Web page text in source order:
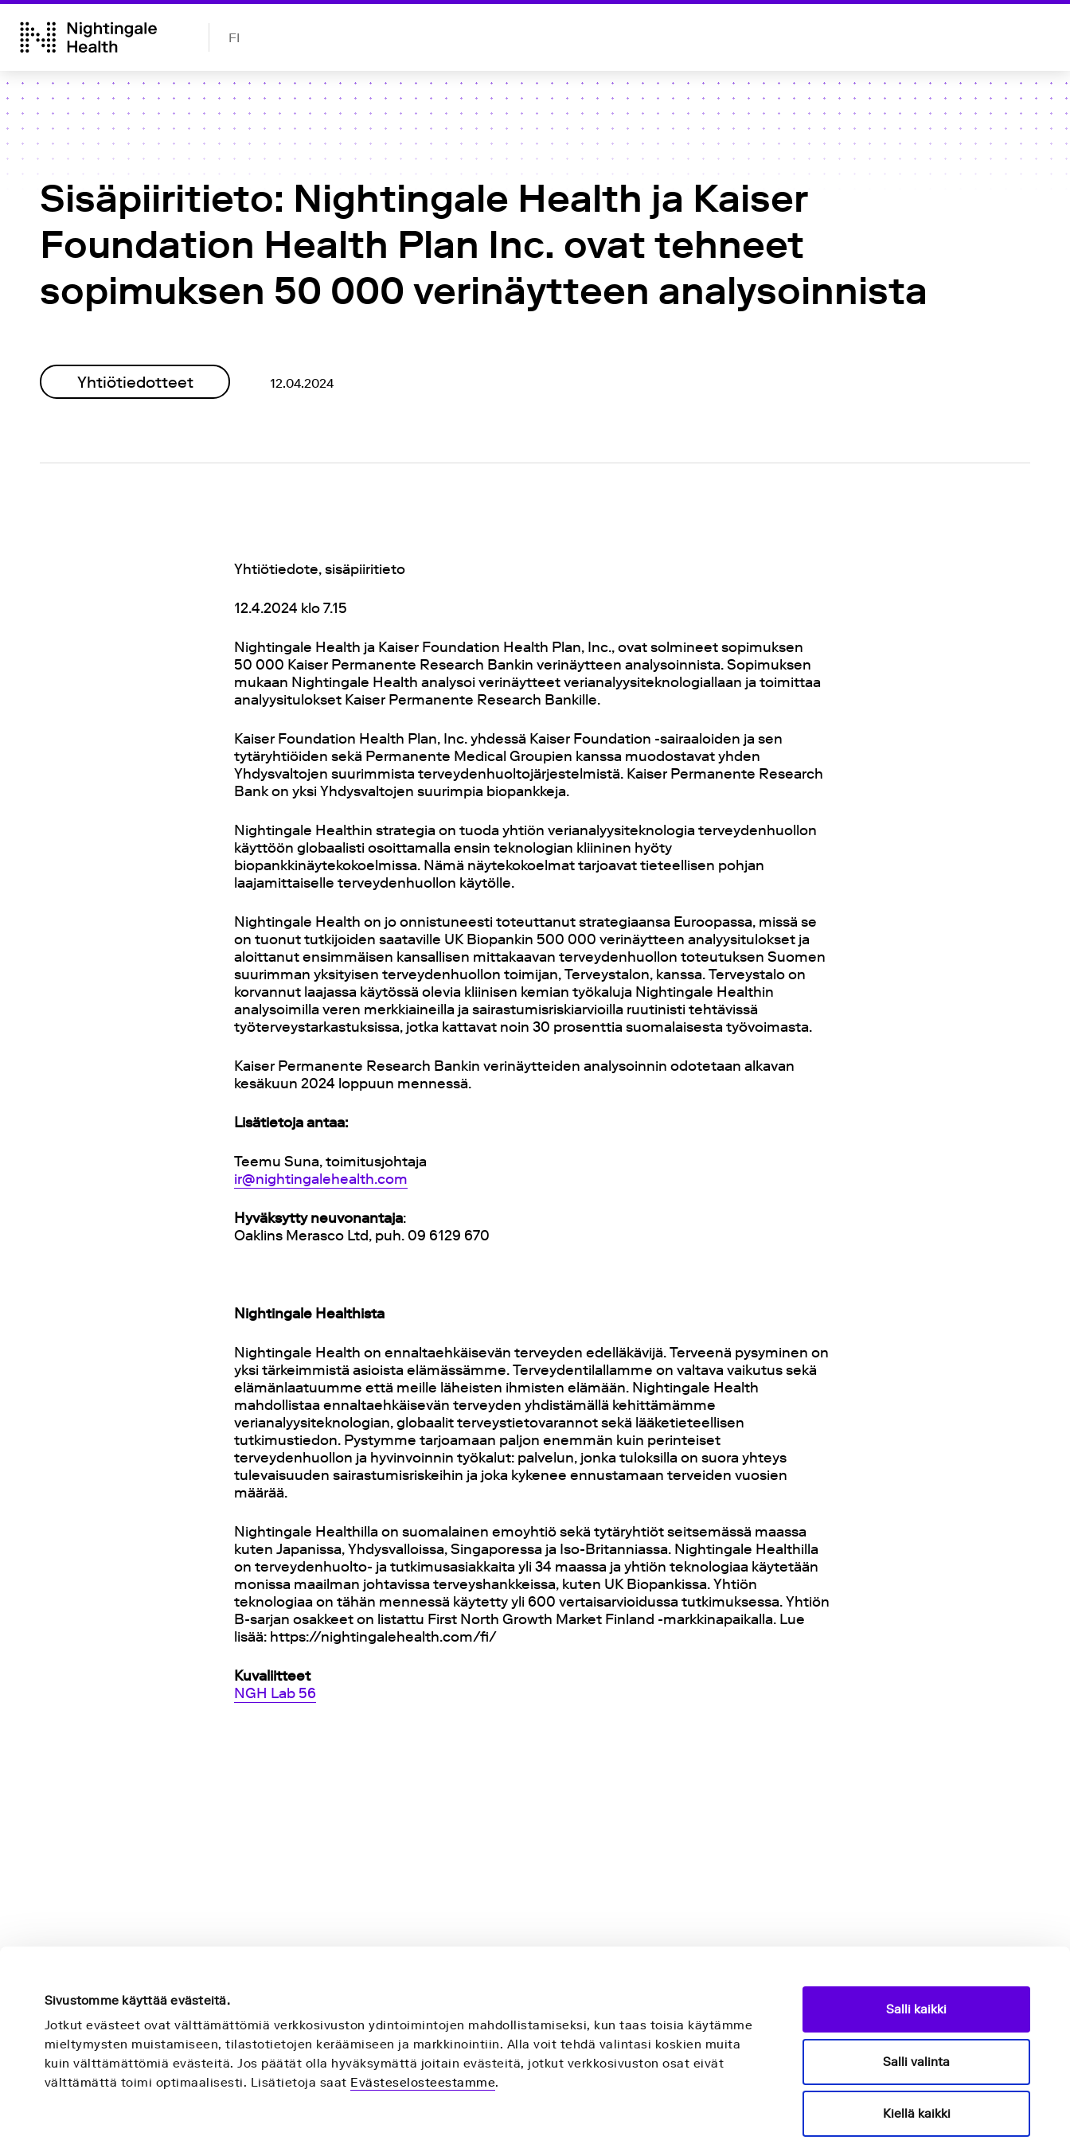
Sivustomme käyttää evästeitä.
Jotkut evästeet ovat välttämättömiä verkkosivuston ydintoimintojen mahdollistamiseksi, kun taas toisia käytämme
mieltymysten muistamiseen, tilastotietojen keräämiseen ja markkinointiin. Alla voit tehdä valintasi koskien muita
kuin välttämättömiä evästeitä. Jos päätät olla hyväksymättä joitain evästeitä, jotkut verkkosivuston osat eivät
välttämättä toimi optimaalisesti. Lisätietoja saat Evästeselosteestamme.
Salli kaikki
Salli valinta
Kiellä kaikki
FI
Sisäpiiritieto: Nightingale Health ja Kaiser
Foundation Health Plan Inc. ovat tehneet
sopimuksen 50 000 verinäytteen analysoinnista
Yhtiötiedotteet 12.04.2024
Yhtiötiedote, sisäpiiritieto
12.4.2024 klo 7.15
Nightingale Health ja Kaiser Foundation Health Plan, Inc., ovat solmineet sopimuksen
50 000 Kaiser Permanente Research Bankin verinäytteen analysoinnista. Sopimuksen
mukaan Nightingale Health analysoi verinäytteet verianalyysiteknologiallaan ja toimittaa
analyysitulokset Kaiser Permanente Research Bankille.
Kaiser Foundation Health Plan, Inc. yhdessä Kaiser Foundation -sairaaloiden ja sen
tytäryhtiöiden sekä Permanente Medical Groupien kanssa muodostavat yhden
Yhdysvaltojen suurimmista terveydenhuoltojärjestelmistä. Kaiser Permanente Research
Bank on yksi Yhdysvaltojen suurimpia biopankkeja.
Nightingale Healthin strategia on tuoda yhtiön verianalyysiteknologia terveydenhuollon
käyttöön globaalisti osoittamalla ensin teknologian kliininen hyöty
biopankkinäytekokoelmissa. Nämä näytekokoelmat tarjoavat tieteellisen pohjan
laajamittaiselle terveydenhuollon käytölle.
Nightingale Health on jo onnistuneesti toteuttanut strategiaansa Euroopassa, missä se
on tuonut tutkijoiden saataville UK Biopankin 500 000 verinäytteen analyysitulokset ja
aloittanut ensimmäisen kansallisen mittakaavan terveydenhuollon toteutuksen Suomen
suurimman yksityisen terveydenhuollon toimijan, Terveystalon, kanssa. Terveystalo on
korvannut laajassa käytössä olevia kliinisen kemian työkaluja Nightingale Healthin
analysoimilla veren merkkiaineilla ja sairastumisriskiarvioilla ruutinisti tehtävissä
työterveystarkastuksissa, jotka kattavat noin 30 prosenttia suomalaisesta työvoimasta.
Kaiser Permanente Research Bankin verinäytteiden analysoinnin odotetaan alkavan
kesäkuun 2024 loppuun mennessä.
Lisätietoja antaa:
Teemu Suna, toimitusjohtaja
ir@nightingalehealth.com
Hyväksytty neuvonantaja:
Oaklins Merasco Ltd, puh. 09 6129 670
Nightingale Healthista
Nightingale Health on ennaltaehkäisevän terveyden edelläkävijä. Terveenä pysyminen on
yksi tärkeimmistä asioista elämässämme. Terveydentilallamme on valtava vaikutus sekä
elämänlaatuumme että meille läheisten ihmisten elämään. Nightingale Health
mahdollistaa ennaltaehkäisevän terveyden yhdistämällä kehittämämme
verianalyysiteknologian, globaalit terveystietovarannot sekä lääketieteellisen
tutkimustiedon. Pystymme tarjoamaan paljon enemmän kuin perinteiset
terveydenhuollon ja hyvinvoinnin työkalut: palvelun, jonka tuloksilla on suora yhteys
tulevaisuuden sairastumisriskeihin ja joka kykenee ennustamaan terveiden vuosien
määrää.
Nightingale Healthilla on suomalainen emoyhtiö sekä tytäryhtiöt seitsemässä maassa
kuten Japanissa, Yhdysvalloissa, Singaporessa ja Iso-Britanniassa. Nightingale Healthilla
on terveydenhuolto- ja tutkimusasiakkaita yli 34 maassa ja yhtiön teknologiaa käytetään
monissa maailman johtavissa terveyshankkeissa, kuten UK Biopankissa. Yhtiön
teknologiaa on tähän mennessä käytetty yli 600 vertaisarvioidussa tutkimuksessa. Yhtiön
B-sarjan osakkeet on listattu First North Growth Market Finland -markkinapaikalla. Lue
lisää: https://nightingalehealth.com/fi/
Kuvaliitteet
NGH Lab 56
Nightingale Health Plc